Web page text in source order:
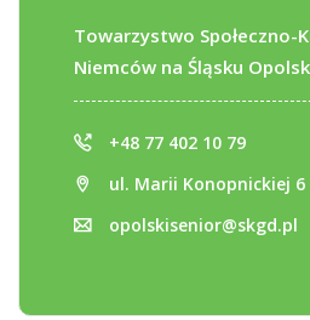
Towarzystwo Społeczno-
Niemców na Śląsku
+48 77 402 10 79
ul. Marii Konopnickiej 6
opolskisenior@skgd.pl